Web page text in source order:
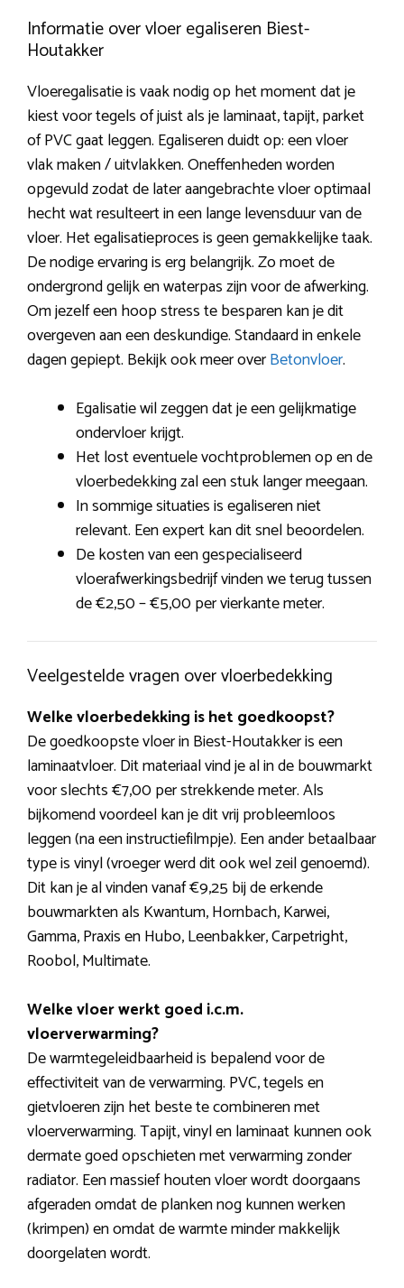
Informatie over vloer egaliseren Biest-
Houtakker
Vloeregalisatie is vaak nodig op het moment dat je
kiest voor tegels of juist als je laminaat, tapijt, parket
of PVC gaat leggen. Egaliseren duidt op: een vloer
vlak maken / uitvlakken. Oneffenheden worden
opgevuld zodat de later aangebrachte vloer optimaal
hecht wat resulteert in een lange levensduur van de
vloer. Het egalisatieproces is geen gemakkelijke taak.
De nodige ervaring is erg belangrijk. Zo moet de
ondergrond gelijk en waterpas zijn voor de afwerking.
Om jezelf een hoop stress te besparen kan je dit
overgeven aan een deskundige. Standaard in enkele
dagen gepiept. Bekijk ook meer overBetonvloer.
Egalisatie wil zeggen dat je een gelijkmatige
ondervloer krijgt.
Het lost eventuele vochtproblemen op en de
vloerbedekking zal een stuk langer meegaan.
In sommige situaties is egaliseren niet
relevant. Een expert kan dit snel beoordelen.
De kosten van een gespecialiseerd
vloerafwerkingsbedrijf vinden we terug tussen
de €2,50 – €5,00 per vierkante meter.
Veelgestelde vragen over vloerbedekking
Welke vloerbedekking is het goedkoopst?
De goedkoopste vloer in Biest-Houtakker is een
laminaatvloer. Dit materiaal vind je al in de bouwmarkt
voor slechts €7,00 per strekkende meter. Als
bijkomend voordeel kan je dit vrij probleemloos
leggen (na een instructiefilmpje). Een ander betaalbaar
type is vinyl (vroeger werd dit ook wel zeil genoemd).
Dit kan je al vinden vanaf €9,25 bij de erkende
bouwmarkten als Kwantum, Hornbach, Karwei,
Gamma, Praxis en Hubo, Leenbakker, Carpetright,
Roobol, Multimate.
Welke vloer werkt goed i.c.m.
vloerverwarming?
De warmtegeleidbaarheid is bepalend voor de
effectiviteit van de verwarming. PVC, tegels en
gietvloeren zijn het beste te combineren met
vloerverwarming. Tapijt, vinyl en laminaat kunnen ook
dermate goed opschieten met verwarming zonder
radiator. Een massief houten vloer wordt doorgaans
afgeraden omdat de planken nog kunnen werken
(krimpen) en omdat de warmte minder makkelijk
doorgelaten wordt.